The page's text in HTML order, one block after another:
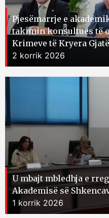
Pjesëmarrje e
takimin konsultues të
Krimeve të Kryera
2 korrik 2026
U mbajt mbledhja e
Akademisë së
1 korrik 2026